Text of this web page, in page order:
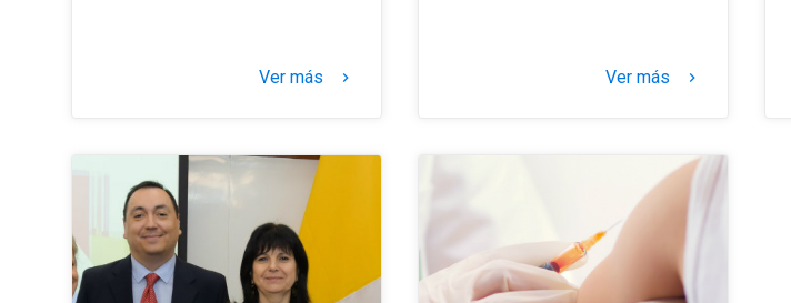
Ver más keyboard_arrow_right Ver más keyboard_arrow_right